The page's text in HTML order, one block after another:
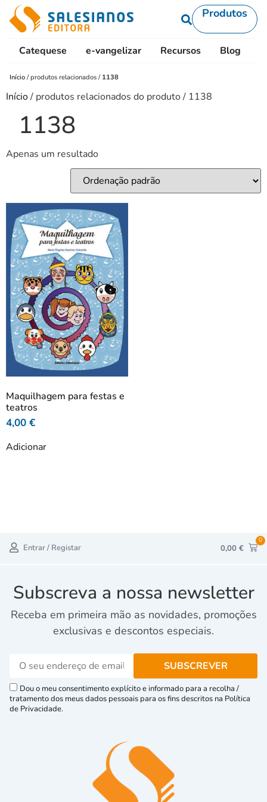
Produtos
Catequese e-vangelizar Recursos Blog
Início /produtos relacionados / 1138
Início/ produtos relacionados do produto / 1138
1138
Apenas um resultado
Maquilhagem para festas e
teatros
4,00 €
Adicionar
Entrar / Registar 0,00 €
0
Subscreva a nossa newsletter
Receba em primeira mão as novidades, promoções
exclusivas e descontos especiais.
Dou o meu consentimento explícito e informado para a recolha /
tratamento dos meus dados pessoais para os fins descritos na Política
de Privacidade.